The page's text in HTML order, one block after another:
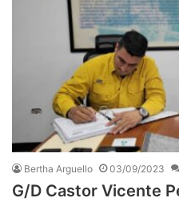
Bertha Arguello 03/09/2023
G/D Castor Vicente